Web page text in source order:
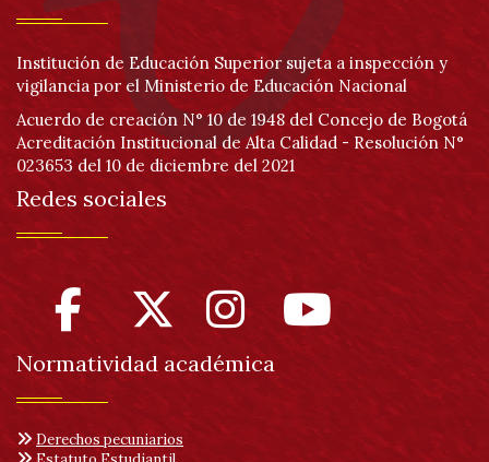
Institución de Educación Superior sujeta a inspección y
vigilancia por el Ministerio de Educación Nacional
Acuerdo de creación N° 10 de 1948 del Concejo de Bogotá
Acreditación Institucional de Alta Calidad - Resolución N°
023653 del 10 de diciembre del 2021
Redes sociales
Normatividad académica
Derechos pecuniarios